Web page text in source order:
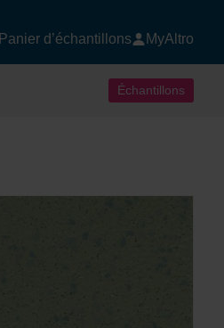
Panier d’échantillons MyAltro
Échantillons